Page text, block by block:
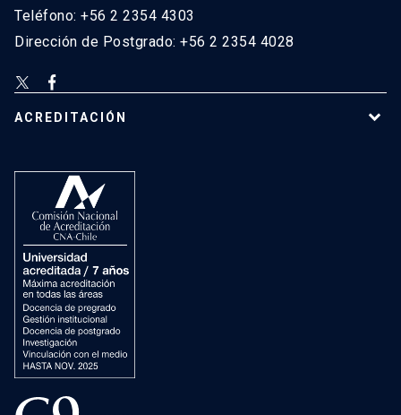
Teléfono: +56 2 2354 4303
Dirección de Postgrado: +56 2 2354 4028
ACREDITACIÓN